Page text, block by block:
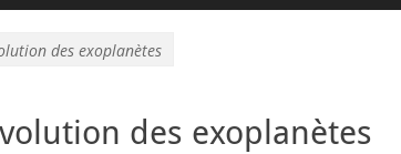
des exoplanètes
des exoplanètes